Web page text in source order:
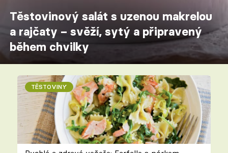
Těstovinový salát s uzenou makrelou
a rajčaty – svěží, sytý a připravený
během chvilky
TĚSTOVINY